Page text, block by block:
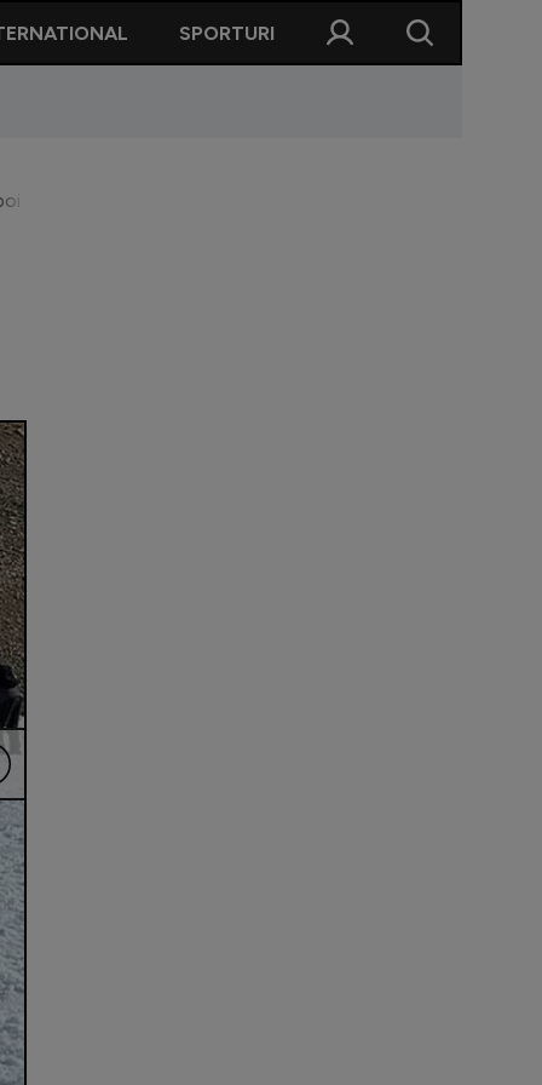
SPORTURI
a sinucis: ”Chemați poliția, copiii sunt singuri”